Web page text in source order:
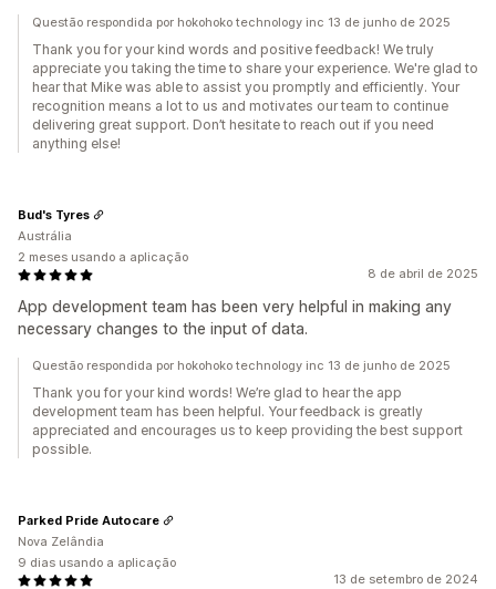
Questão respondida por hokohoko technology inc 13 de junho de 2025
Thank you for your kind words and positive feedback! We truly
appreciate you taking the time to share your experience. We're glad to
hear that Mike was able to assist you promptly and efficiently. Your
recognition means a lot to us and motivates our team to continue
delivering great support. Don’t hesitate to reach out if you need
anything else!
8 de abril de 2025
App development team has been very helpful in making any
necessary changes to the input of data.
Bud's Tyres
Austrália
2 meses usando a aplicação
Questão respondida por hokohoko technology inc 13 de junho de 2025
Thank you for your kind words! We’re glad to hear the app
development team has been helpful. Your feedback is greatly
appreciated and encourages us to keep providing the best support
possible.
13 de setembro de 2024
Parked Pride Autocare
Nova Zelândia
9 dias usando a aplicação